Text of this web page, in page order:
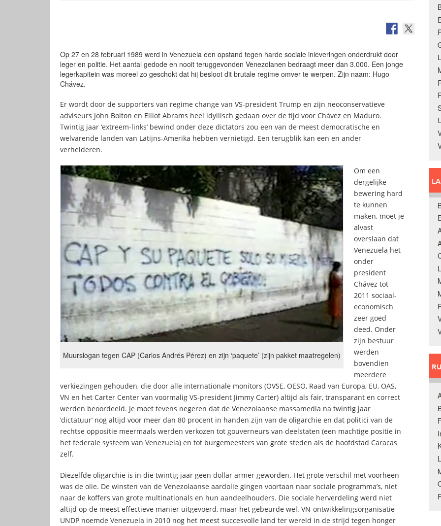
Op 27 en 28 februari 1989 werd in Venezuela een opstand tegen harde sociale inleveringen onderdrukt door
leger en politie. Het aantal gedode en nooit teruggevonden Venezolanen bedraagt meer dan 3.000. Een jonge
legerkapitein was moreel zo geschokt dat hij besloot dit brutale regime omver te werpen. Zijn naam: Hugo
Chávez.
Er wordt door de supporters van regime change van VS-president Trump en zijn neoconservatieve
adviseurs John Bolton en Elliot Abrams heel idyllisch gedaan over de tijd voor Chávez en Maduro.
Twintig jaar ‘extreem-links’ bewind onder deze dictators zou een van de meest democratische en
welvarende landen van Latijns-Amerika hebben vernietigd. Een terugblik kan een en ander
verhelderen.
Muurslogan tegen CAP (Carlos Andrés Pérez) en zijn ‘paquete’ (zijn pakket maatregelen)
Om een
dergelijke
bewering hard
te kunnen
maken, moet je
alvast
overslaan dat
Venezuela het
onder
president
Chávez tot
2011 sociaal-
economisch
zeer goed
deed. Onder
zijn bestuur
werden
bovendien
meerdere
verkiezingen gehouden, die door alle internationale monitors (OVSE, OESO, Raad van Europa, EU, OAS,
VN en het Carter Center van voormalig VS-president Jimmy Carter) altijd als fair, transparant en correct
werden beoordeeld. Je moet tevens negeren dat de Venezolaanse massamedia na twintig jaar
‘dictatuur’ nog altijd voor meer dan 80 procent in handen zijn van de oligarchie en dat politici van de
rechtse oppositie meermaals werden verkozen tot gouverneurs van deelstaten (een machtige positie in
het federale systeem van Venezuela) en tot burgemeesters van grote steden als de hoofdstad Caracas
zelf.
Diezelfde oligarchie is in die twintig jaar geen dollar armer geworden. Het grote verschil met voorheen
was de olie. De winsten van de Venezolaanse aardolie gingen voortaan naar sociale programma’s, niet
naar de koffers van grote multinationals en hun aandeelhouders. Die sociale herverdeling werd niet
altijd op de meest effectieve manier uitgevoerd, maar het gebeurde wel. VN-ontwikkelingsorganisatie
UNDP noemde Venezuela in 2010 nog het meest succesvolle land ter wereld in de strijd tegen honger